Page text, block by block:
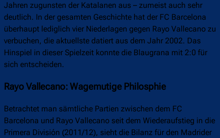
Jahren zugunsten der Katalanen aus – zumeist auch sehr
deutlich. In der gesamten Geschichte hat der FC Barcelona
überhaupt lediglich vier Niederlagen gegen Rayo Vallecano zu
verbuchen, die aktuellste datiert aus dem Jahr 2002. Das
Hinspiel in dieser Spielzeit konnte die Blaugrana mit 2:0 für
sich entscheiden.
Rayo Vallecano: Wagemutige Philosphie
Betrachtet man sämtliche Partien zwischen dem FC
Barcelona und Rayo Vallecano seit dem Wiederaufstieg in die
Primera División (2011/12), sieht die Bilanz für den Madrider